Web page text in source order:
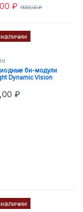
₽ 11000,00₽
би-модули
Dynamic Vision
₽